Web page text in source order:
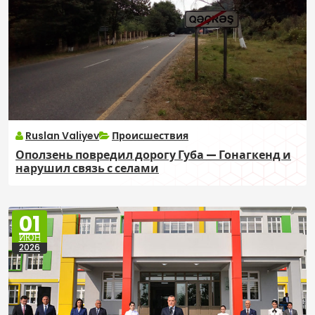
Ruslan Valiyev Происшествия
Оползень повредил дорогу Губа — Гонагкенд и
нарушил связь с селами
01
ИЮН
2026